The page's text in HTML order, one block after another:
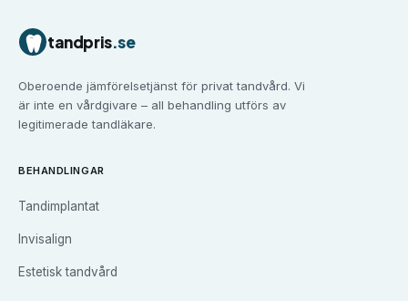
Tandvård i
Tandvård iFalun
Tandvård i Göteborg
Tandvård iHalmstad
Tandvård iHelsingborg
Tandvård iJärfälla
Tandvård i
Tandvård i Kalmar
tandpris.se
Oberoende jämförelsetjänst för privat tandvård. Vi
är inte en vårdgivare – all behandling utförs av
legitimerade tandläkare.
BEHANDLINGAR
Tandimplantat
Invisalign
Estetisk tandvård